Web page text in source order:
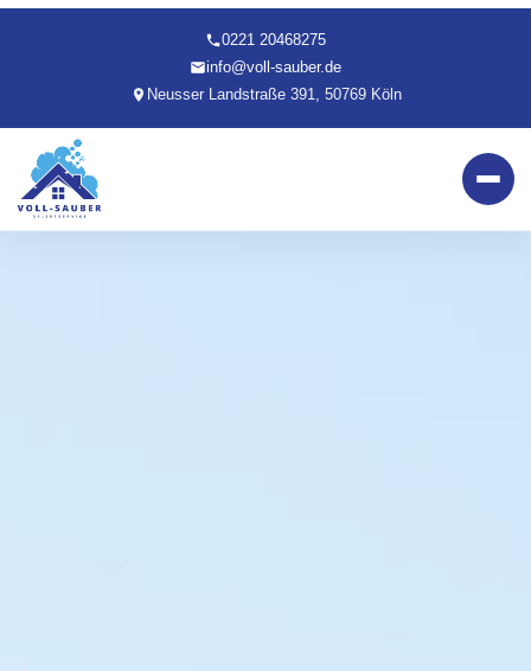
0221 20468275
info@voll-sauber.de
Neusser Landstraße 391, 50769 Köln